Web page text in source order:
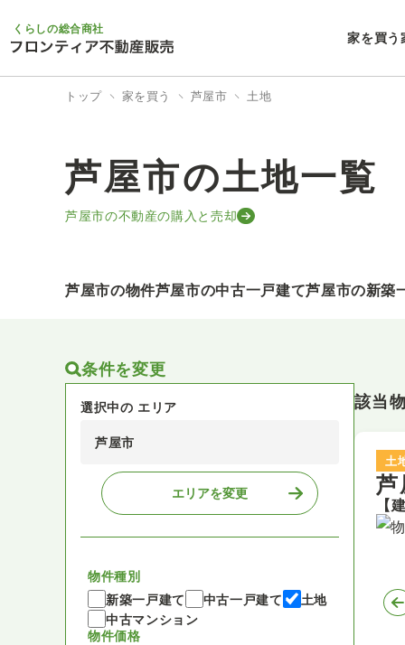
くらしの総合商社
家を買う
トップ 家を買う 芦屋市 土地
芦屋市の土地一覧
芦屋市の不動産の購入と売却
芦屋市の物件芦屋市の中古一戸建て芦屋市の新築
条件を変更
選択中の エリア
芦屋市
エリアを変更
物件種別
新築一戸建て
中古一戸建て
土地
中古マンション
物件価格
該当
土